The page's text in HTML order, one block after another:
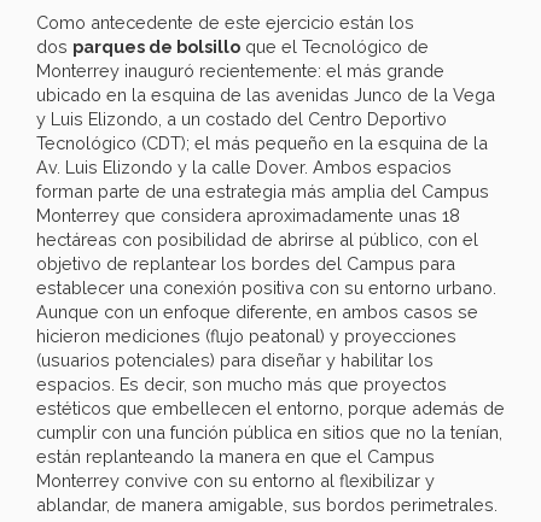
Como antecedente de este ejercicio están los
dos parques de bolsillo que el Tecnológico de
Monterrey inauguró recientemente: el más grande
ubicado en la esquina de las avenidas Junco de la Vega
y Luis Elizondo, a un costado del Centro Deportivo
Tecnológico (CDT); el más pequeño en la esquina de la
Av. Luis Elizondo y la calle Dover. Ambos espacios
forman parte de una estrategia más amplia del Campus
Monterrey que considera aproximadamente unas 18
hectáreas con posibilidad de abrirse al público, con el
objetivo de replantear los bordes del Campus para
establecer una conexión positiva con su entorno urbano.
Aunque con un enfoque diferente, en ambos casos se
hicieron mediciones (flujo peatonal) y proyecciones
(usuarios potenciales) para diseñar y habilitar los
espacios. Es decir, son mucho más que proyectos
estéticos que embellecen el entorno, porque además de
cumplir con una función pública en sitios que no la tenían,
están replanteando la manera en que el Campus
Monterrey convive con su entorno al flexibilizar y
ablandar, de manera amigable, sus bordos perimetrales.